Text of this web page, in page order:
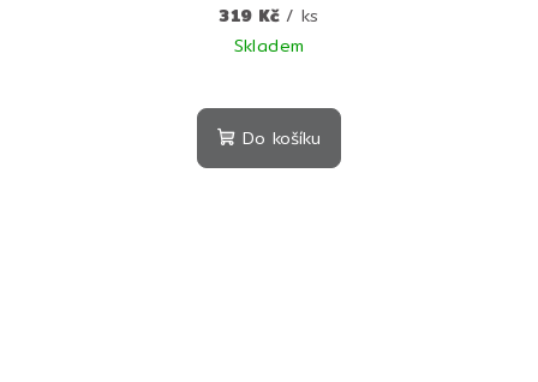
319 Kč/ ks
Skladem
Do košíku